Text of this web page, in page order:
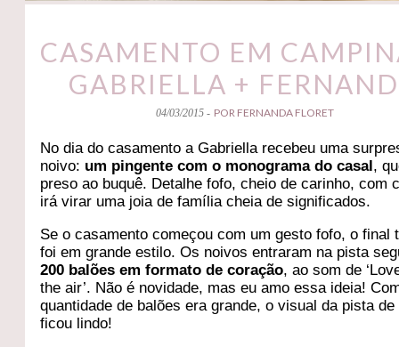
CASAMENTO EM
GABRIELLA +
04/03/2015 - POR FERNANDA FLORET
No dia do casamento a Gabriella recebeu uma
noivo: um pingente com o monograma do casal ,
preso ao buquê. Detalhe fofo, cheio de carinho, com
irá virar uma joia de família cheia de significados.
Se o casamento começou com um gesto fofo, o final
foi em grande estilo. Os noivos entraram na pista
200 balões em formato de coração, ao som de
the air’. Não é novidade, mas eu amo essa ideia!
quantidade de balões era grande, o visual da pista de
ficou lindo!